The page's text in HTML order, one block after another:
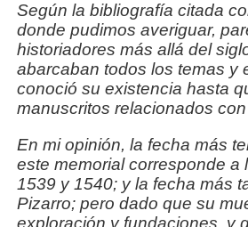
Según la bibliografía citada
donde pudimos averiguar,
historiadores más allá del
abarcaban todos los temas y
conoció su existencia hasta
manuscritos relacionados
En mi opinión, la fecha más
este memorial corresponde a
1539 y1540; y la fecha más
Pizarro; pero dado que su
exploración y fundaciones, y